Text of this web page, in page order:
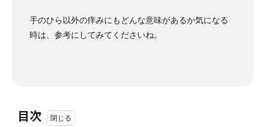
手のひら以外の痒みにもどんな意味があるか気になる
時は、参考にしてみてくださいね。
目次